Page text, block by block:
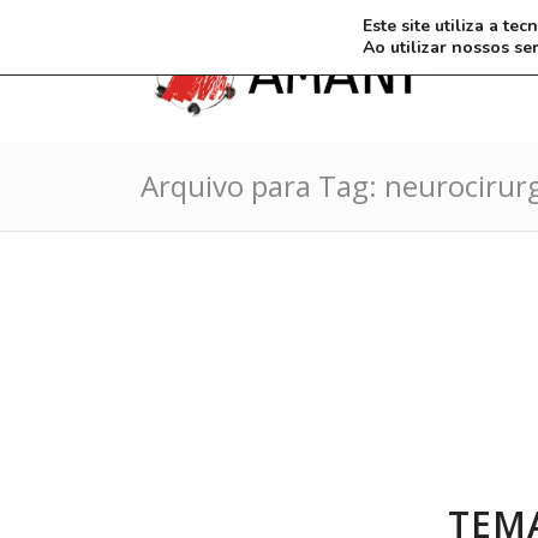
Arquivo para Tag:
Este site utiliza a
Ao utilizar nossos